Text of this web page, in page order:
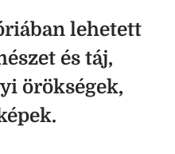
lehetett
és táj,
örökségek,